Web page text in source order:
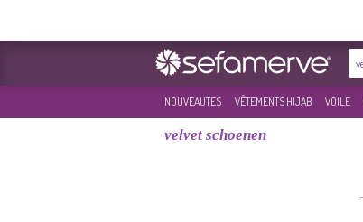
NOUVEAUTES VÊTEMENTS HIJAB VOILE
velvet schoenen